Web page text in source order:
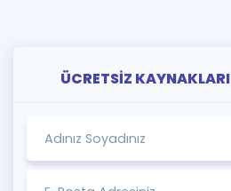
ÜCRETSİZ KAYNAKLARI